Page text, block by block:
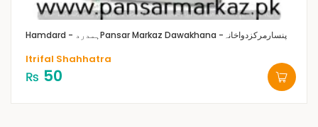
Hamdard - ہمدرد Pansar Markaz Dawakhana -پنسارمرکزدواخانہ
Itrifal Shahhatra
₨ 50